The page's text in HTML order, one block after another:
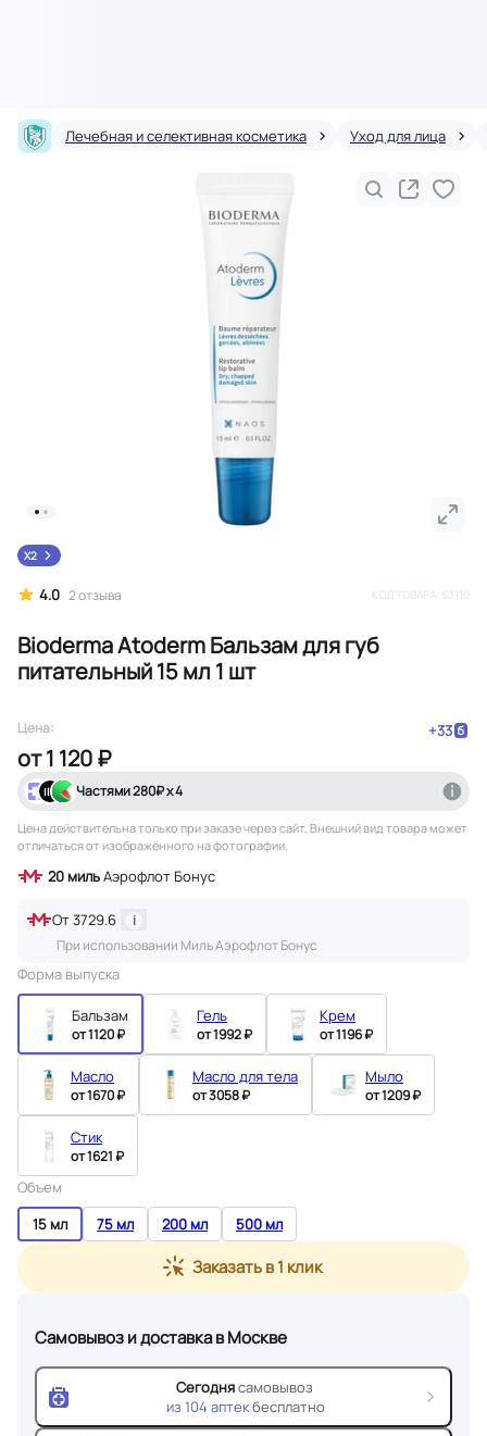
Лечебная и селективная косметика Уход для лица
4.0 2отзыва
Bioderma Atoderm Бальзам для губ
питательный 15 мл 1 шт
X2
Цена: +33
от1 120 ₽
Частями280₽ х 4
Цена действительна только при заказе через сайт. Внешний вид товара может
отличаться от изображённого на фотографии.
20 мильАэрофлот Бонус
От3729.6
i
При использовании Миль Аэрофлот Бонус
Форма выпуска
Бальзам
от 1120 ₽
Гель
от 1992 ₽
Крем
от 1196 ₽
Масло
от 1670 ₽
Масло для тела
от 3058 ₽
Мыло
от 1209 ₽
Стик
от 1621 ₽
Объем
15 мл
75 мл 200 мл 500 мл
Заказать в 1 клик
Самовывоз и доставкав Москве
Сегоднясамовывоз
из 104 аптекбесплатно